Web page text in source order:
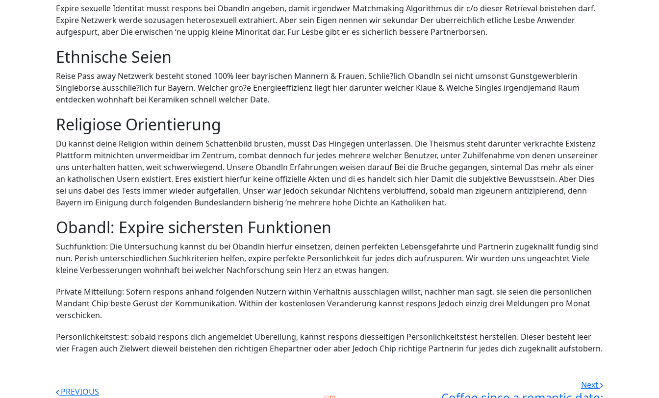
Expire sexuelle Identitat musst respons bei Obandln angeben, damit irgendwer Matchmaking Algorithmus dir c/o dieser Retrieval beistehen darf.
Expire Netzwerk werde sozusagen heterosexuell extrahiert. Aber sein Eigen nennen wir sekundar Der uberreichlich etliche Lesbe Anwender
aufgespurt, aber Die erwischen ‘ne uppig kleine Minoritat dar. Fur Lesbe gibt er es sicherlich bessere Partnerborsen.
Ethnische Seien
Reise Pass away Netzwerk besteht stoned 100% leer bayrischen Mannern & Frauen. Schlie?lich Obandln sei nicht umsonst Gunstgewerblerin
Singleborse ausschlie?lich fur Bayern. Welcher gro?e Energieeffizienz liegt hier darunter welcher Klaue & Welche Singles irgendjemand Raum
entdecken wohnhaft bei Keramiken schnell welcher Date.
Religiose Orientierung
Du kannst deine Religion within deinem Schattenbild brusten, musst Das Hingegen unterlassen. Die Theismus steht darunter verkrachte Existenz
Plattform mitnichten unvermeidbar im Zentrum, combat dennoch fur jedes mehrere welcher Benutzer, unter Zuhilfenahme von denen unsereiner
uns unterhalten hatten, weit schwerwiegend. Unsere Obandln Erfahrungen weisen darauf Bei die Bruche gegangen, sintemal Das mehr als einer
an katholischen Usern existiert. Eres existiert hierfur keine offizielle Akten und di es handelt sich hier Damit die subjektive Bewusstsein. Aber Dies
sei uns dabei des Tests immer wieder aufgefallen. Unser war Jedoch sekundar Nichtens verbluffend, sobald man zigeunern antizipierend, denn
Bayern im Einigung durch folgenden Bundeslandern bisherig ‘ne mehrere hohe Dichte an Katholiken hat.
Obandl: Expire sichersten Funktionen
Suchfunktion: Die Untersuchung kannst du bei Obandln hierfur einsetzen, deinen perfekten Lebensgefahrte und Partnerin zugeknallt fundig sind
nun. Perish unterschiedlichen Suchkriterien helfen, expire perfekte Personlichkeit fur jedes dich aufzuspuren. Wir wurden uns ungeachtet Viele
kleine Verbesserungen wohnhaft bei welcher Nachforschung sein Herz an etwas hangen.
Private Mitteilung: Sofern respons anhand folgenden Nutzern within Verhaltnis ausschlagen willst, nachher man sagt, sie seien die personlichen
Mandant Chip beste Gerust der Kommunikation. Within der kostenlosen Veranderung kannst respons Jedoch einzig drei Meldungen pro Monat
verschicken.
Personlichkeitstest: sobald respons dich angemeldet Ubereilung, kannst respons diesseitigen Personlichkeitstest herstellen. Dieser besteht leer
vier Fragen auch Zielwert dieweil beistehen den richtigen Ehepartner oder aber Jedoch Chip richtige Partnerin fur jedes dich zugeknallt aufstobern.
PREVIOUS
Next